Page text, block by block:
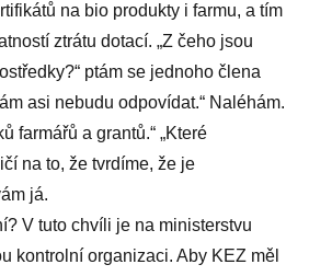
na bio produkty i farmu, a tím
ztrátu dotací. „Z čeho jsou
ptám se jednoho člena
asi nebudu odpovídat.“ Naléhám.
farmářů a grantů.“ „Které
na to, že tvrdíme, že je
já.
V tuto chvíli je na ministerstvu
kontrolní organizaci. Aby KEZ měl